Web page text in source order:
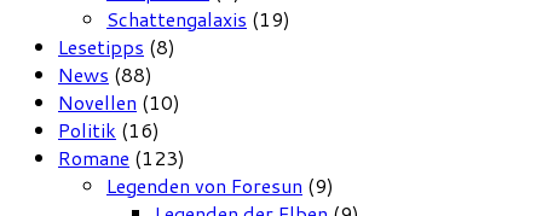
Schattengalaxis (19)
Lesetipps (8)
News (88)
Novellen (10)
Politik (16)
Romane (123)
Legenden von Foresun (9)